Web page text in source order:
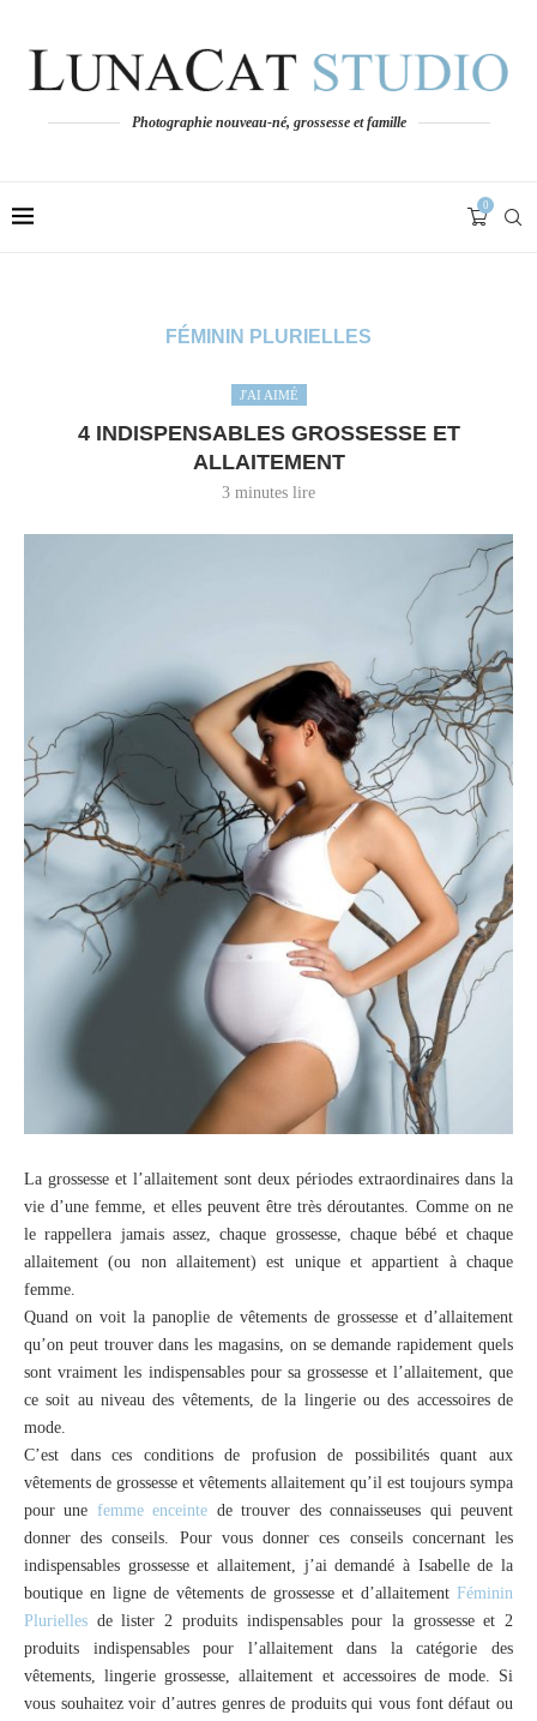
Photographie nouveau-né, grossesse et famille
0
FÉMININ PLURIELLES
J'AI AIMÉ
4 INDISPENSABLES GROSSESSE ET
ALLAITEMENT
3 minutes lire
La grossesse et l’allaitement sont deux périodes extraordinaires dans la
vie d’une femme, et elles peuvent être très déroutantes. Comme on ne
le rappellera jamais assez, chaque grossesse, chaque bébé et chaque
allaitement (ou non allaitement) est unique et appartient à chaque
femme.
Quand on voit la panoplie de vêtements de grossesse et d’allaitement
qu’on peut trouver dans les magasins, on se demande rapidement quels
sont vraiment les indispensables pour sa grossesse et l’allaitement, que
ce soit au niveau des vêtements, de la lingerie ou des accessoires de
mode.
C’est dans ces conditions de profusion de possibilités quant aux
vêtements de grossesse et vêtements allaitement qu’il est toujours sympa
pour une femme enceinte de trouver des connaisseuses qui peuvent
donner des conseils. Pour vous donner ces conseils concernant les
indispensables grossesse et allaitement, j’ai demandé à Isabelle de la
boutique en ligne de vêtements de grossesse et d’allaitement Féminin
Plurielles de lister 2 produits indispensables pour la grossesse et 2
produits indispensables pour l’allaitement dans la catégorie des
vêtements, lingerie grossesse, allaitement et accessoires de mode. Si
vous souhaitez voir d’autres genres de produits qui vous font défaut ou